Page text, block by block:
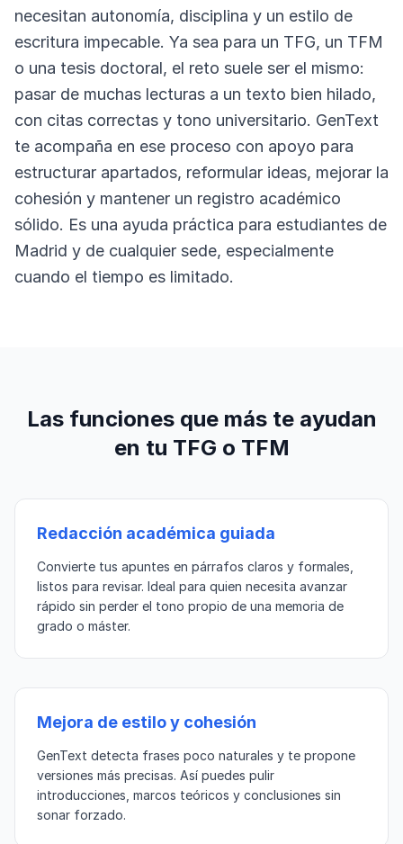
necesitan autonomía, disciplina y un estilo de
escritura impecable. Ya sea para un TFG, un TFM
o una tesis doctoral, el reto suele ser el mismo:
pasar de muchas lecturas a un texto bien hilado,
con citas correctas y tono universitario. GenText
te acompaña en ese proceso con apoyo para
estructurar apartados, reformular ideas, mejorar la
cohesión y mantener un registro académico
sólido. Es una ayuda práctica para estudiantes de
Madrid y de cualquier sede, especialmente
cuando el tiempo es limitado.
Las funciones que más te ayudan
en tu TFG o TFM
Redacción académica guiada
Convierte tus apuntes en párrafos claros y formales,
listos para revisar. Ideal para quien necesita avanzar
rápido sin perder el tono propio de una memoria de
grado o máster.
Mejora de estilo y cohesión
GenText detecta frases poco naturales y te propone
versiones más precisas. Así puedes pulir
introducciones, marcos teóricos y conclusiones sin
sonar forzado.